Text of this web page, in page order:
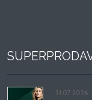
31.07.2026.